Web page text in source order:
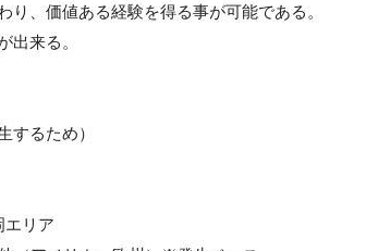
り、価値ある経験を得る事が可能である。
出来る。
するため）
エリア